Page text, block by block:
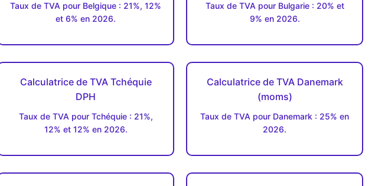
Taux de TVA pour Belgique : 21%, 12%
et 6% en 2026.
Taux de TVA pour Bulgarie : 20% et
9% en 2026.
Calculatrice de TVA Tchéquie
DPH
Taux de TVA pour Tchéquie : 21%,
12% et 12% en 2026.
Calculatrice de TVA Danemark
(moms)
Taux de TVA pour Danemark : 25% en
2026.